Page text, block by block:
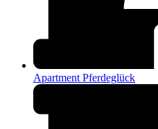
Apartment Pferdeglück